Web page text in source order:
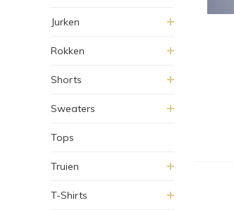
Jurken
Rokken
Shorts
Sweaters
Tops
Truien
T-Shirts